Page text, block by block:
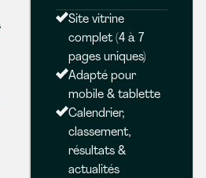
Site vitrine
complet (4 à 7
pages uniques)
Adapté pour
mobile & tablette
Calendrier,
classement,
résultats &
actualités